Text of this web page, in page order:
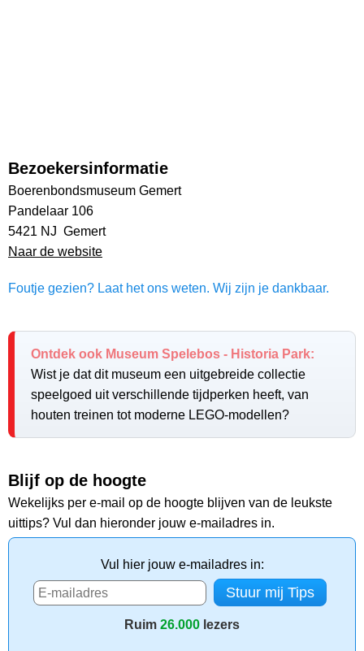
Bezoekersinformatie
Boerenbondsmuseum Gemert
Pandelaar 106
5421 NJ Gemert
Naar de website
Foutje gezien? Laat het ons weten. Wij zijn je dankbaar.
Ontdek ook Museum Spelebos - Historia Park:
Wist je dat dit museum een uitgebreide collectie
speelgoed uit verschillende tijdperken heeft, van
houten treinen tot moderne LEGO-modellen?
Blijf op de hoogte
Wekelijks per e-mail op de hoogte blijven van de leukste
uittips? Vul dan hieronder jouw e-mailadres in.
Vul hier jouw e-mailadres in:
Ruim 26.000 lezers